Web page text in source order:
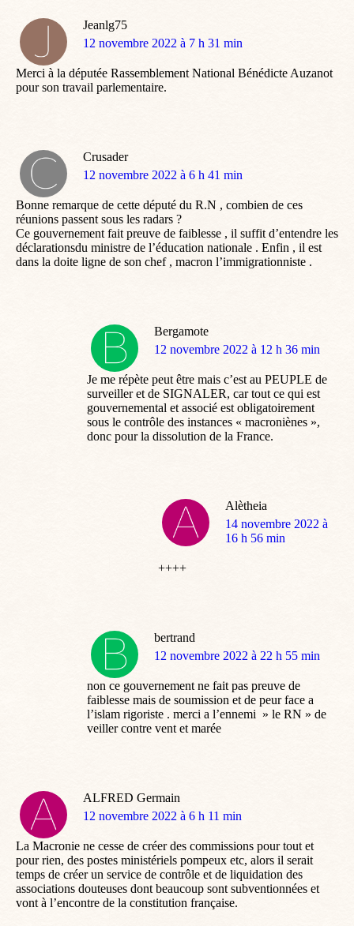
Jeanlg75
dit
12 novembre 2022 à 7 h 31 min
Merci à la députée Rassemblement National Bénédicte Auzanot
pour son travail parlementaire.
Crusader
dit
12 novembre 2022 à 6 h 41 min
Bonne remarque de cette député du R.N , combien de ces
réunions passent sous les radars ?
Ce gouvernement fait preuve de faiblesse , il suffit d’entendre les
déclarationsdu ministre de l’éducation nationale . Enfin , il est
dans la doite ligne de son chef , macron l’immigrationniste .
Bergamote
dit
12 novembre 2022 à 12 h 36 min
Je me répète peut être mais c’est au PEUPLE de
surveiller et de SIGNALER, car tout ce qui est
gouvernemental et associé est obligatoirement
sous le contrôle des instances « macroniènes »,
donc pour la dissolution de la France.
Alètheia
dit
:
14 novembre 2022 à
16 h 56 min
++++
bertrand
dit
12 novembre 2022 à 22 h 55 min
non ce gouvernement ne fait pas preuve de
faiblesse mais de soumission et de peur face a
l’islam rigoriste . merci a l’ennemi » le RN » de
veiller contre vent et marée
ALFRED Germain
dit
12 novembre 2022 à 6 h 11 min
La Macronie ne cesse de créer des commissions pour tout et
pour rien, des postes ministériels pompeux etc, alors il serait
temps de créer un service de contrôle et de liquidation des
associations douteuses dont beaucoup sont subventionnées et
vont à l’encontre de la constitution française.